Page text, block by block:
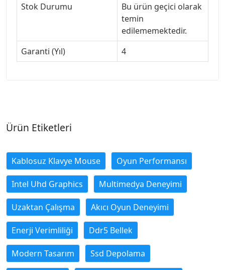
Stok Durumu
Bu ürün geçici olarak
temin
edilememektedir.
Garanti (Yıl)
4
Ürün Etiketleri
Kablosuz Klavye Mouse Oyun Performansı
Intel Uhd Graphics Multimedya Deneyimi
Uzaktan Çalışma Akıcı Oyun Deneyimi
Enerji Verimliliği Ddr5 Bellek
Modern Tasarım Ssd Depolama